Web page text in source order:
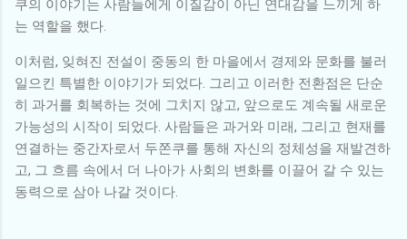
쿠의 이야기는 사람들에게 이질감이 아닌 연대감을 느끼게 하
는 역할을 했다.
이처럼, 잊혀진 전설이 중동의 한 마을에서 경제와 문화를 불러
일으킨 특별한 이야기가 되었다. 그리고 이러한 전환점은 단순
히 과거를 회복하는 것에 그치지 않고, 앞으로도 계속될 새로운
가능성의 시작이 되었다. 사람들은 과거와 미래, 그리고 현재를
연결하는 중간자로서 두쫀쿠를 통해 자신의 정체성을 재발견하
고, 그 흐름 속에서 더 나아가 사회의 변화를 이끌어 갈 수 있는
동력으로 삼아 나갈 것이다.